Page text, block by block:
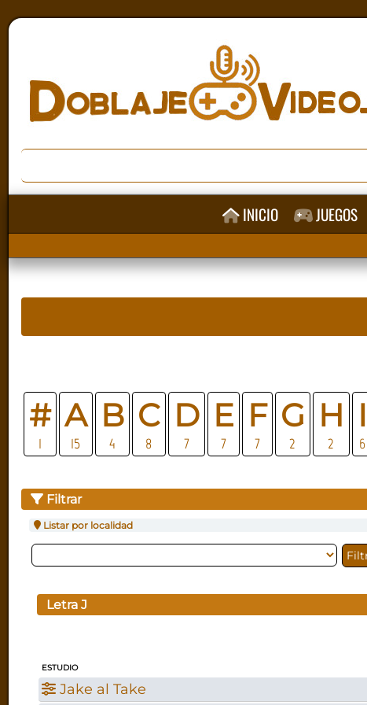
INICIO JUEGOS
#
1
A
15
B
4
C
8
D
7
E
7
F
7
G
2
H
2
I
6
Filtrar
Listar por localidad
Letra J
ESTUDIO
Jake al Take